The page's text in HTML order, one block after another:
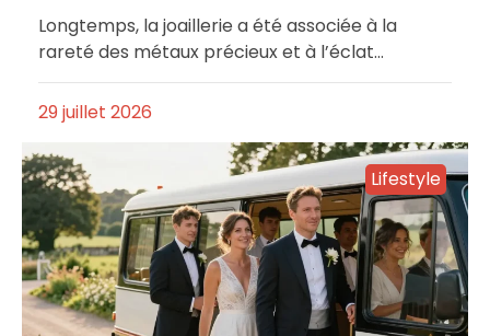
Longtemps, la joaillerie a été associée à la
rareté des métaux précieux et à l’éclat…
29 juillet 2026
Lifestyle